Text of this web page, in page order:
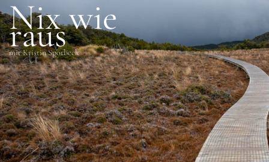
Nix wie
raus
mit Kristin Sporbeck
SCHLAGWÖRTER
Stokksness